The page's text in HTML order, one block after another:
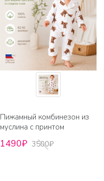
Пижамный комбинезон из
муслина с принтом
1490₽ 3500₽